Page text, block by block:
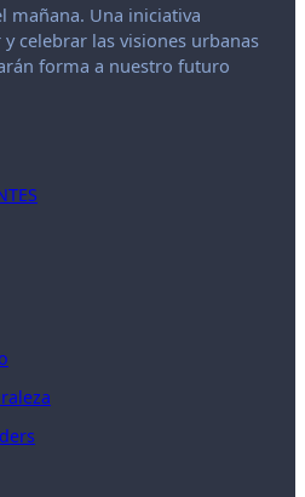
mañana. Una iniciativa
celebrar las visiones urbanas
forma a nuestro futuro